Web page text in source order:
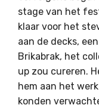
stage van het
klaar voor het
aan de decks,
Brikabrak, het
up zou cureren.
hem aan het
konden